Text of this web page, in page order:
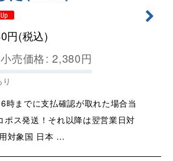
円(税込)
売価格: 2,380円
時までに支払確認が取れた場合当
ポス発送！それ以降は翌営業日対
対象国 日本 …